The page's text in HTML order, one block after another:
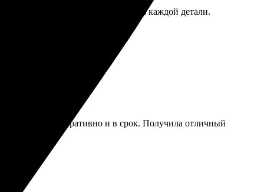
на высшем уровне, радуюсь каждой детали.
снова!
сработали оперативно и в срок. Получила отличный